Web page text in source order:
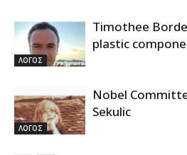
ΛΟΓΟΣ
Timothee
plastic
ΛΟΓΟΣ
Nobel
Sekulic